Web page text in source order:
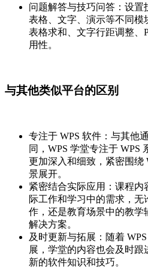
问题解答与技巧问答：设置
表格、文字、演示等不同模
表格求和、文字行距调整、
用性。
与其他类似平台的区别
专注于 WPS 软件：与其他
同，WPS 学堂专注于 WPS
更加深入和细致，紧密围绕
景展开。
紧密结合实际应用：课程
际工作和学习中的需求，
作，还是教育场景中的教学
解决方案。
及时更新与拓展：随着
展，学堂的内容也会及时
新的软件知识和技巧。